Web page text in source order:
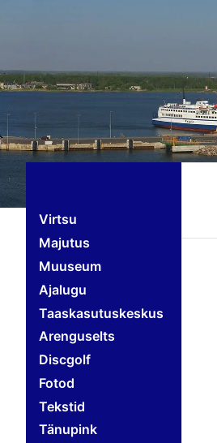
Virtsu
Majutus
Muuseum
Ajalugu
Taaskasutuskeskus
Arenguselts
Discgolf
Fotod
Tekstid
Tänupink